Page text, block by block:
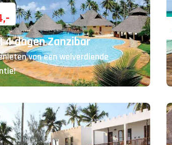
,-
4 dagen Zanzibar
van een welverdiende